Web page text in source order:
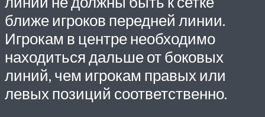
ближе игроков передней линии.
Игрокам в центре необходимо
находиться дальше от боковых
линий, чем игрокам правых или
левых позиций соответственно.